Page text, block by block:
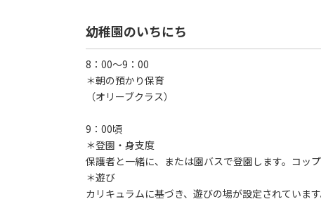
幼稚園のいちにち
8：00～9：00
＊朝の預かり保育
（オリーブクラス）
9：00頃
＊登園・身支度
保護者と一緒に、または園バスで登園します。コッ
＊遊び
カリキュラムに基づき、遊びの場が設定されています